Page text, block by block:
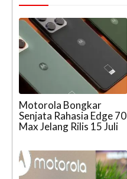
Motorola Bongkar
Senjata Rahasia Edge 70
Max Jelang Rilis 15 Juli